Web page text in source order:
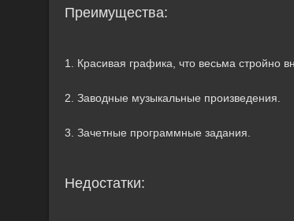
Преимущества:
1. Красивая графика, что весьма стройно
2. Заводные музыкальные произведения.
3. Зачетные программные задания.
Недостатки: